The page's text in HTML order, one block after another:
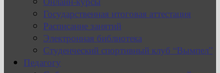
Государственная итоговая аттестация
Расписание занятий
Электронная библиотека
Студенческий спортивный клуб “Вымпел”
Педагогу